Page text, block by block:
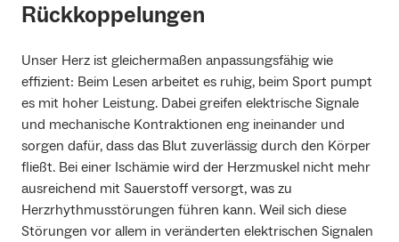
Rückkoppelungen
Unser Herz ist gleichermaßen anpassungsfähig wie
effizient: Beim Lesen arbeitet es ruhig, beim Sport pumpt
es mit hoher Leistung. Dabei greifen elektrische Signale
und mechanische Kontraktionen eng ineinander und
sorgen dafür, dass das Blut zuverlässig durch den Körper
fließt. Bei einer Ischämie wird der Herzmuskel nicht mehr
ausreichend mit Sauerstoff versorgt, was zu
Herzrhythmusstörungen führen kann. Weil sich diese
Störungen vor allem in veränderten elektrischen Signalen